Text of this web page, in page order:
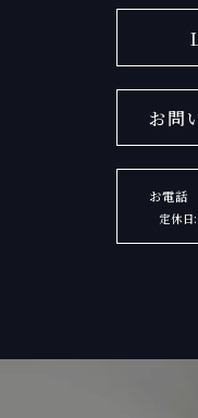
お問
お電話
定休